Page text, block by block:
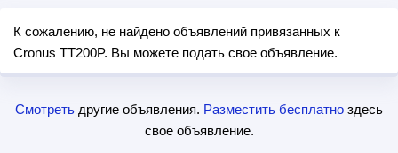
К сожалению, не найдено объявлений привязанных к
Cronus TT200P. Вы можете подать свое объявление.
Смотреть другие объявления. Разместить бесплатно здесь
свое объявление.